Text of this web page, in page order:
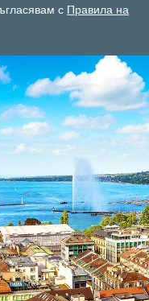
с Правила на